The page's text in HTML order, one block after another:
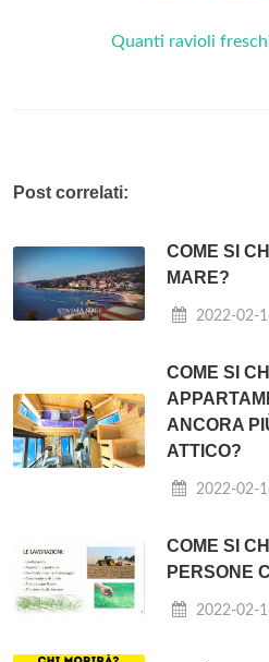
Quanti ravioli
Post correlati:
COME SI
MARE?
2022-02-
COME SI
ANCORA
ATTICO?
2022-02-
COME SI
PERSONE
2022-02-